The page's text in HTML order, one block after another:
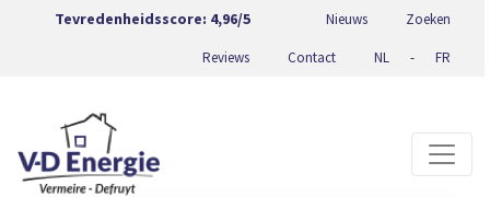
Tevredenheidsscore: 4,96/5 Nieuws Zoeken
Reviews Contact NL - FR